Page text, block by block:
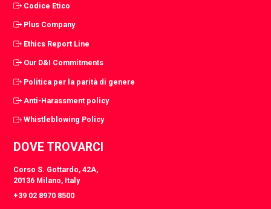
Codice Etico
Plus Company
Ethics Report Line
Our D&I Commitments
Politica per la parità di genere
Anti-Harassment policy
Whistleblowing Policy
DOVE TROVARCI
Corso S. Gottardo, 42A,
20136 Milano, Italy
+39 02 8970 8500